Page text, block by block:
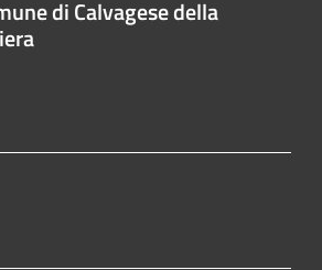
di Calvagese della